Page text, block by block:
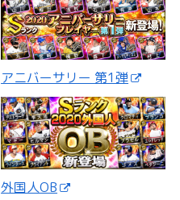
アニバーサリー 第1弾
外国人OB